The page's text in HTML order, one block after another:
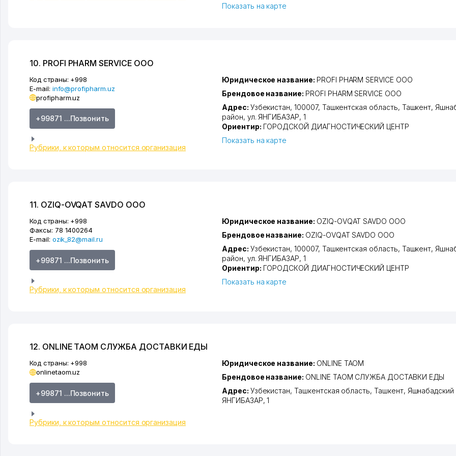
Показать на карте
10. PROFI PHARM SERVICE ООО
Код страны: +998
E-mail: info@profipharm.uz
profipharm.uz
+99871 ...Позвонить
Рубрики, к которым относится организация
Юридическое название: PROFI PHARM SERVICE ООО
Брендовое название: PROFI PHARM SERVICE ООО
Адрес: Узбекистан, 100007, Ташкентская область, Ташкент,
район, ул. ЯНГИБАЗАР, 1
Ориентир: ГОРОДСКОЙ ДИАГНОСТИЧЕСКИЙ ЦЕНТР
Показать на карте
11. OZIQ-OVQAT SAVDO ООО
Код страны: +998
Факсы: 78 1400264
E-mail: ozik_82@mail.ru
+99871 ...Позвонить
Рубрики, к которым относится организация
Юридическое название: OZIQ-OVQAT SAVDO ООО
Брендовое название: OZIQ-OVQAT SAVDO ООО
Адрес: Узбекистан, 100007, Ташкентская область, Ташкент,
район, ул. ЯНГИБАЗАР, 1
Ориентир: ГОРОДСКОЙ ДИАГНОСТИЧЕСКИЙ ЦЕНТР
Показать на карте
12. ONLINE TAOM СЛУЖБА ДОСТАВКИ ЕДЫ
Код страны: +998
onlinetaom.uz
+99871 ...Позвонить
Рубрики, к которым относится организация
Юридическое название: ONLINE TAOM
Брендовое название: ONLINE TAOM СЛУЖБА ДОСТАВКИ ЕДЫ
Адрес: Узбекистан,Ташкентская область,Ташкент, Яшнабадский
ЯНГИБАЗАР, 1